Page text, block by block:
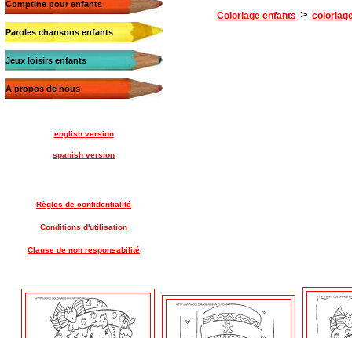
Comptine pour enfants
Paroles chansons enfants
Jeux loisirs enfants
A propos de nous
english version
spanish version
Règles de confidentialité
Conditions d'utilisation
Clause de non responsabilité
Coloriage enfants >